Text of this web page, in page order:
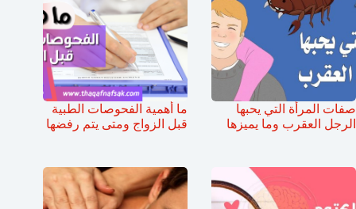
صفات المرأة التي يحبها
الرجل العقرب وما يميزها
ما أهمية الفحوصات الطبية
قبل الزواج ومتى يتم رفضها